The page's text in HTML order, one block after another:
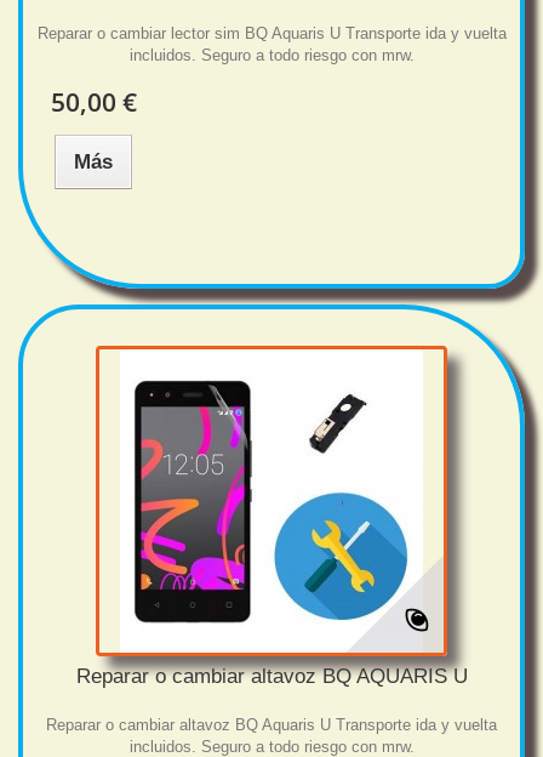
Reparar o cambiar lector sim BQ Aquaris U Transporte ida y vuelta
incluidos. Seguro a todo riesgo con mrw.
50,00 €
Más
Reparar o cambiar altavoz BQ AQUARIS U
Reparar o cambiar altavoz BQ Aquaris U Transporte ida y vuelta
incluidos. Seguro a todo riesgo con mrw.